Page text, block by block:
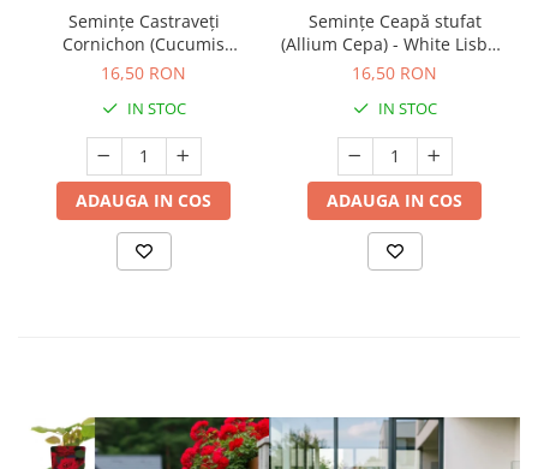
Semințe Castraveți
Cornichon (Cucumis
sativus) - Hokus - Cod 7080
16,50 RON
IN STOC
ADAUGA IN COS
Semințe Ceapă stufat
(Allium Cepa) - White Lisbon
- Cod 7050
16,50 RON
IN STOC
ADAUGA IN COS